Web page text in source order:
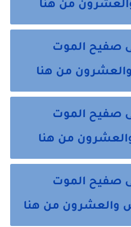
من هنا
صفيح الموت
من هنا
صفيح الموت
من هنا
صفيح الموت
والعشرون من هنا